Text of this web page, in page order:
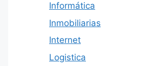
Informática
Inmobiliarias
Internet
Logistica